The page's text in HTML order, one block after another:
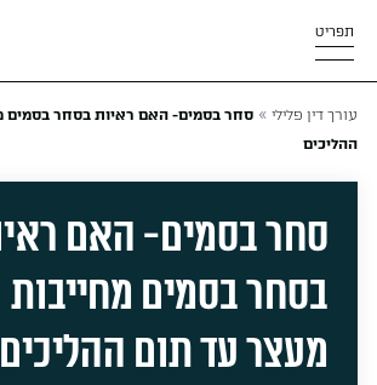
תפריט
עורך דין פלילי » סחר בסמים- האם ראיות בסחר בסמים
ההליכים
סחר בסמים- האם
בסחר בסמים מחייבות
מעצר עד תום ההליכים